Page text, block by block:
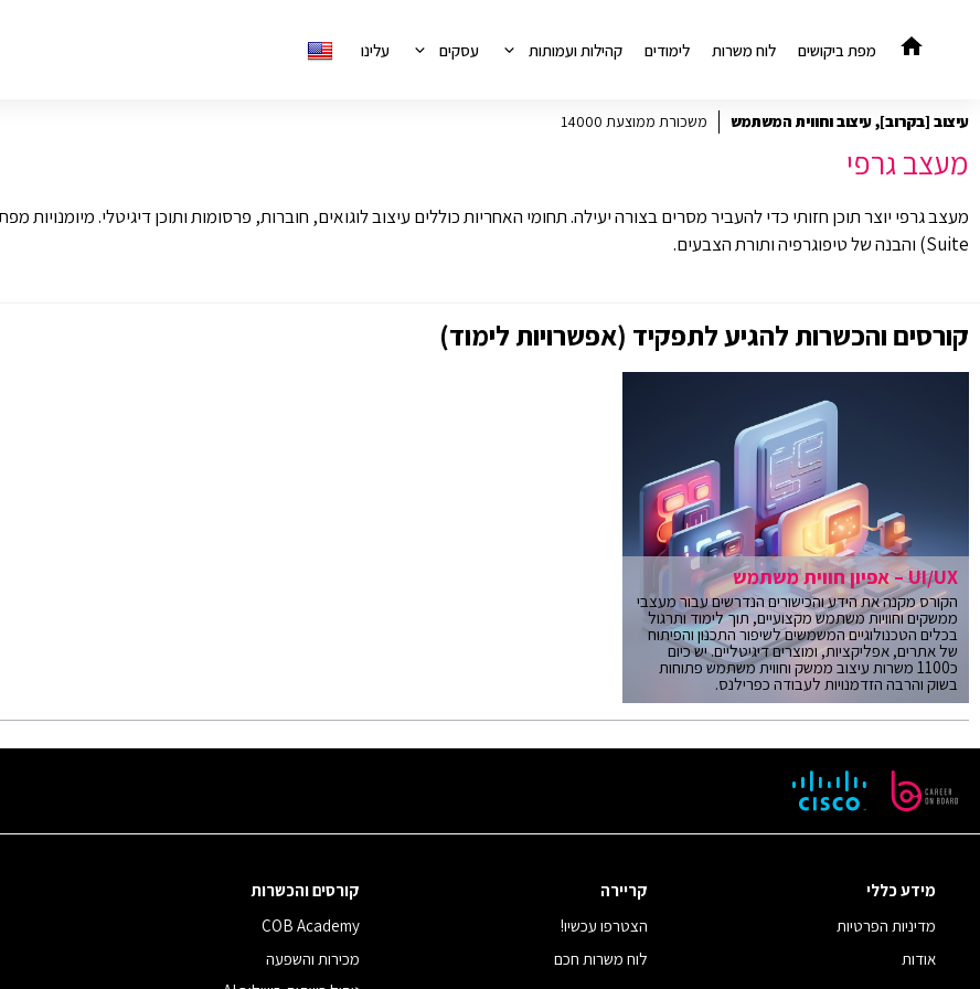
מפת ביקושים לוח משרות לימודים קהילות ועמותות עסקים עלינו
עיצוב [בקרוב],עיצוב וחווית המשתמש משכורת ממוצעת 14000
מעצב גרפי
Suite) והבנה של טיפוגרפיה ותורת הצבעים.
קורסים והכשרות להגיע לתפקיד (אפשרויות לימוד)
UI/UX – אפיון חווית משתמש
הקורס מקנה את הידע והכישורים הנדרשים עבור מעצבי
ממשקים וחוויות משתמש מקצועיים, תוך לימוד ותרגול
בכלים הטכנולוגיים המשמשים לשיפור התכנון והפיתוח
של אתרים, אפליקציות, ומוצרים דיגיטליים. יש כיום
כ1100 משרות עיצוב ממשק וחווית משתמש פתוחות
בשוק והרבה הזדמנויות לעבודה כפרילנס.
מידע כללי
מדיניות הפרטיות
אודות
קריירה
הצטרפו עכשיו!
לוח משרות חכם
קורסים והכשרות
COB Academy
מכירות והשפעה